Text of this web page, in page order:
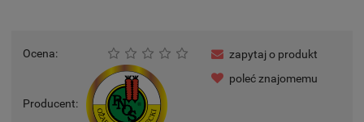
Ocena:
Producent:
zapytaj o produkt
poleć znajomemu